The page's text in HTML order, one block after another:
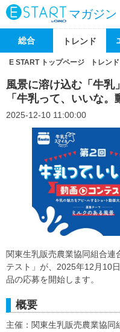
マガジン
総合 トレンド
E START トップページ トレンド
風景に溶け込む「牛乳
「牛乳って、いいな
2025-12-10 11:00:00
関東生乳販売農業協同組合連
テスト」が、2025年12月10
品の応募を開始します。
概要
主催：関東生乳販売農業協同